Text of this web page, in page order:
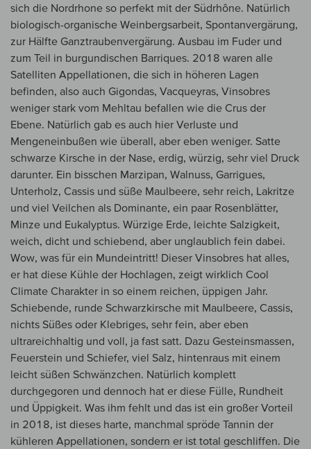
sich die Nordrhone so perfekt mit der Südrhône. Natürlich
biologisch-organische Weinbergsarbeit, Spontanvergärung,
zur Hälfte Ganztraubenvergärung. Ausbau im Fuder und
zum Teil in burgundischen Barriques. 2018 waren alle
Satelliten Appellationen, die sich in höheren Lagen
befinden, also auch Gigondas, Vacqueyras, Vinsobres
weniger stark vom Mehltau befallen wie die Crus der
Ebene. Natürlich gab es auch hier Verluste und
Mengeneinbußen wie überall, aber eben weniger. Satte
schwarze Kirsche in der Nase, erdig, würzig, sehr viel Druck
darunter. Ein bisschen Marzipan, Walnuss, Garrigues,
Unterholz, Cassis und süße Maulbeere, sehr reich, Lakritze
und viel Veilchen als Dominante, ein paar Rosenblätter,
Minze und Eukalyptus. Würzige Erde, leichte Salzigkeit,
weich, dicht und schiebend, aber unglaublich fein dabei.
Wow, was für ein Mundeintritt! Dieser Vinsobres hat alles,
er hat diese Kühle der Hochlagen, zeigt wirklich Cool
Climate Charakter in so einem reichen, üppigen Jahr.
Schiebende, runde Schwarzkirsche mit Maulbeere, Cassis,
nichts Süßes oder Klebriges, sehr fein, aber eben
ultrareichhaltig und voll, ja fast satt. Dazu Gesteinsmassen,
Feuerstein und Schiefer, viel Salz, hintenraus mit einem
leicht süßen Schwänzchen. Natürlich komplett
durchgegoren und dennoch hat er diese Fülle, Rundheit
und Üppigkeit. Was ihm fehlt und das ist ein großer Vorteil
in 2018, ist dieses harte, manchmal spröde Tannin der
kühleren Appellationen, sondern er ist total geschliffen. Die